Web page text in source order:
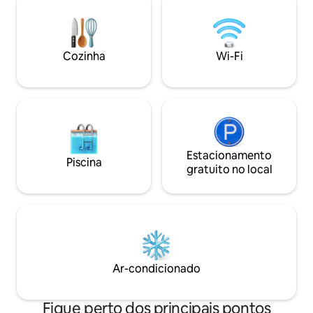
disponível por
novembro a
não está incluso
Crianças (0-14 anos)e animais de
Cozinha Wi-Fi
Piscina
Estacionamento
gratuito no local
Ar-condicionado
Fique perto dos principais pontos